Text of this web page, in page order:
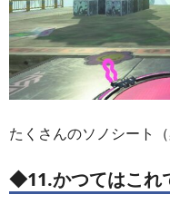
たくさんのソノシート
◆11.かつてはこれ